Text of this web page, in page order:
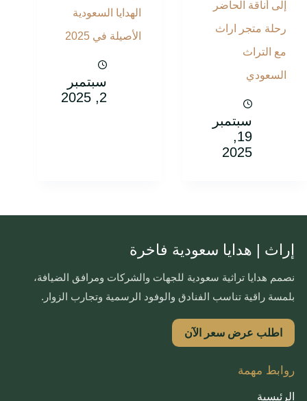
إلى أناقة الحاضر
رحلة متجر اراث
مع التراث
السعودي
سبتمبر
19,
2025
الهدايا السعودية
الأصيلة في 2025
سبتمبر
2, 2025
إراث | هدايا سعودية فاخرة
نصمم هدايا تراثية سعودية للجهات والشركات ومرافق الضيافة،
بلمسة راقية تناسب الفنادق والوفود الرسمية وتجارب الزوار.
اطلب عرض سعر الآن
روابط مهمة
الرئيسية